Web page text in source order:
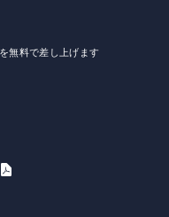
無料で差し上げます